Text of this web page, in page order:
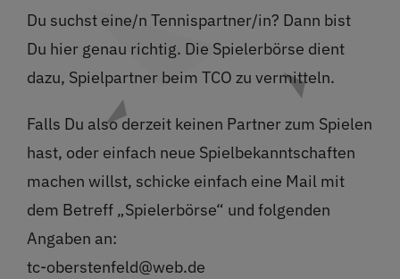
Restaurant
Termine
Über uns
Info
Platz buchen
Du suchst eine/n Tennispartner/in? Dann bist
Du hier genau richtig. Die Spielerbörse dient
dazu, Spielpartner beim TCO zu vermitteln.
Falls Du also derzeit keinen Partner zum Spielen
hast, oder einfach neue Spielbekanntschaften
machen willst, schicke einfach eine Mail mit
dem Betreff „Spielerbörse“ und folgenden
Angaben an:
tc-oberstenfeld@web.de